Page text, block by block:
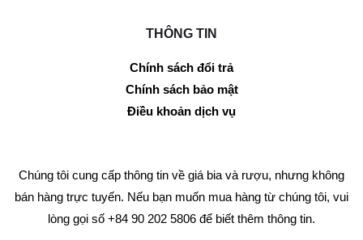
THÔNG TIN
Chính sách đổi trả
Chính sách bảo mật
Điều khoản dịch vụ
Chúng tôi cung cấp thông tin về giá bia và rượu, nhưng không
bán hàng trực tuyến. Nếu bạn muốn mua hàng từ chúng tôi, vui
lòng gọi số +84 90 202 5806 để biết thêm thông tin.